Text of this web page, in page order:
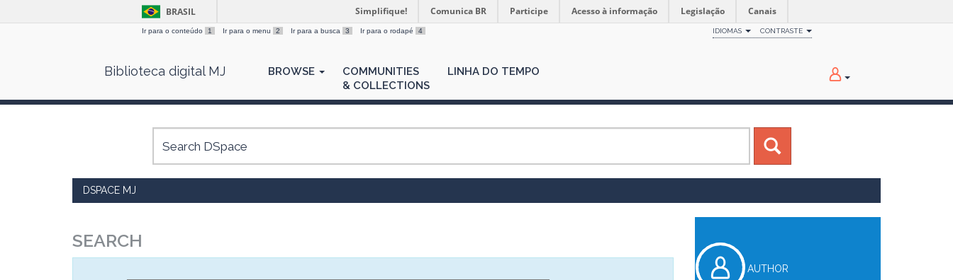
BRASIL Simplifique! Comunica BR Participe Acesso à informação Legislação Canais
Ir para o conteúdo 1 Ir para o menu 2 Ir para a busca 3 Ir para o rodapé 4 IDIOMAS CONTRASTE
Biblioteca digital MJ BROWSE
COMMUNITIES
& COLLECTIONS
LINHA DO TEMPO
DSPACE MJ
SEARCH
AUTHOR